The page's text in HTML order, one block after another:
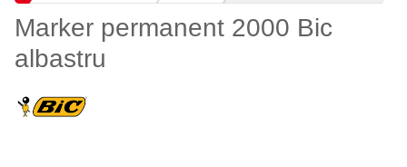
Marker permanent 2000 Bic
albastru